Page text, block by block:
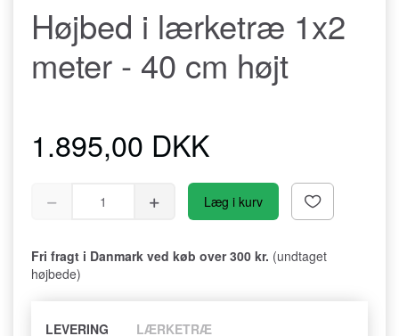
Højbed i lærketræ 1x2
meter - 40 cm højt
1.895,00 DKK
Læg i kurv
Fri fragt i Danmark ved køb over 300 kr. (undtaget
højbede)
LEVERING LÆRKETRÆ